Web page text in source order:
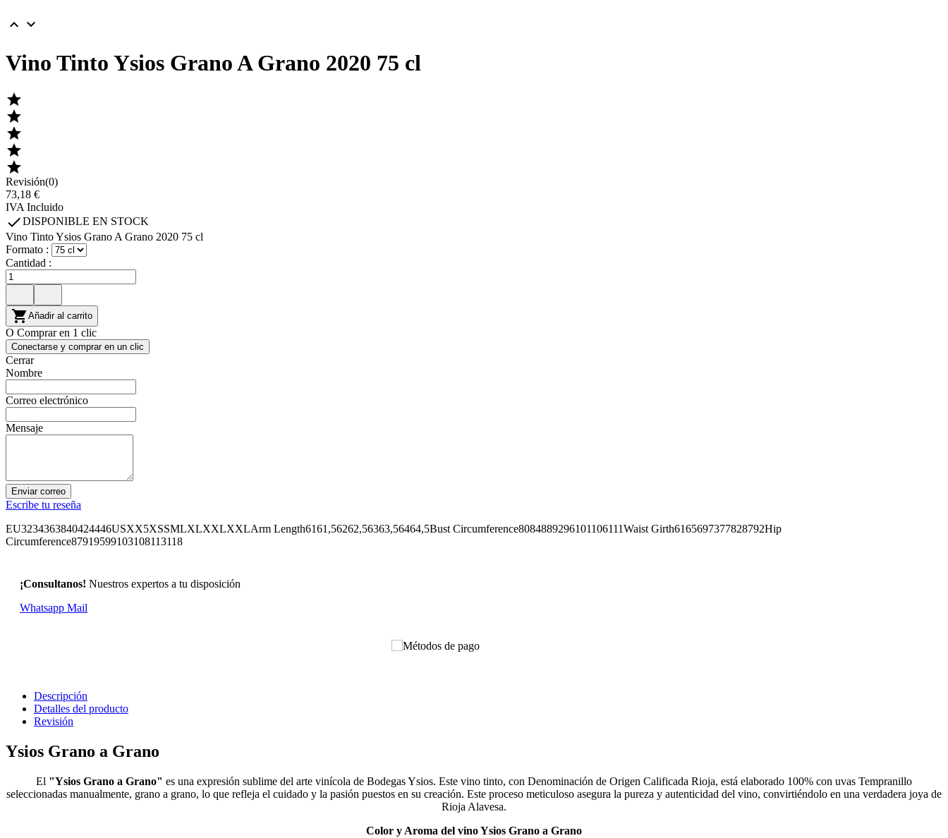
 
Vino Tinto Ysios Grano A Grano 2020 75 cl





Revisión(0)
73,18 €
IVA Incluido
DISPONIBLE EN STOCK
Vino Tinto Ysios Grano A Grano 2020 75 cl
Formato :
Cantidad :
 Añadir al carrito
O Comprar en 1 clic
Conectarse y comprar en un clic
Cerrar
Nombre
Correo electrónico
Mensaje
Enviar correo
Escribe tu reseña
EU3234363840424446USXX5XSSMLXLXXLXXLArm Length6161,56262,56363,56464,5Bust Circumference8084889296101106111Waist Girth6165697377828792Hip
Circumference87919599103108113118
¡Consultanos! Nuestros expertos a tu disposición
Whatsapp Mail
Descripción
Detalles del producto
Revisión
Ysios Grano a Grano
El "Ysios Grano a Grano" es una expresión sublime del arte vinícola de Bodegas Ysios. Este vino tinto, con Denominación de Origen Calificada Rioja, está elaborado 100% con uvas Tempranillo
seleccionadas manualmente, grano a grano, lo que refleja el cuidado y la pasión puestos en su creación. Este proceso meticuloso asegura la pureza y autenticidad del vino, convirtiéndolo en una verdadera joya de
Rioja Alavesa.
Color y Aroma del vino Ysios Grano a Grano